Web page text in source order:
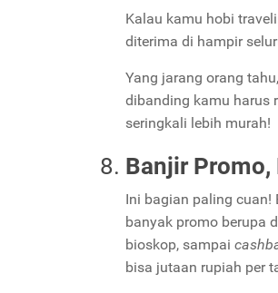
Kalau kamu hobi
diterima di hampir
Yang jarang orang
dibanding kamu harus
seringkali lebih murah!
Banjir Promo,
Ini bagian paling cuan!
banyak promo berupa
bioskop, sampai
bisa jutaan rupiah per